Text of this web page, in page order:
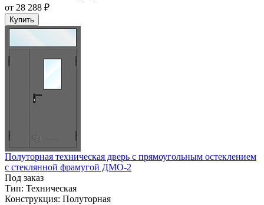
от 28 288 ₽
Купить
Полуторная техническая дверь с прямоугольным остеклением
с стеклянной фрамугой ДМО-2
Под заказ
Тип: Техническая
Конструкция: Полуторная